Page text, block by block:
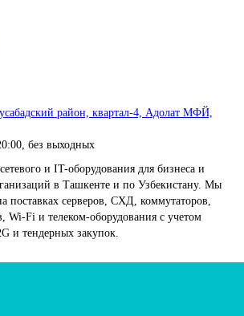
район, квартал-4, Адолат МФЙ,
без выходных
и IT-оборудования для бизнеса и
в Ташкенте и по Узбекистану. Мы
поставках серверов, СХД, коммутаторов,
Wi-Fi и телеком-оборудования с учетом
и тендерных закупок.